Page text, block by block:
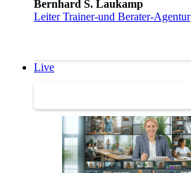
Bernhard S. Laukamp
Leiter Trainer-und Berater-Agentur
Live